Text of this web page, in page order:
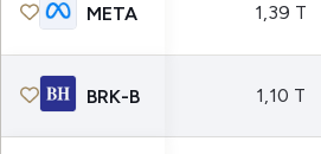
META 1,39 T
BRK-B 1,10 T